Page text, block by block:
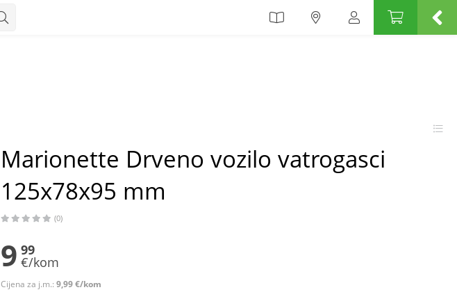
Marionette Drveno vozilo vatrogasci
125x78x95 mm
(0)
9 99
€/kom
Cijena za j.m.: 9,99 €/kom